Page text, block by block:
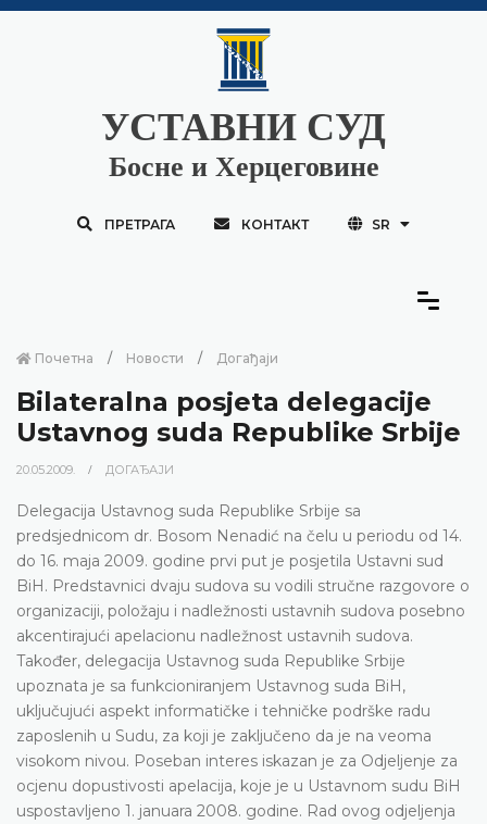
УСТАВНИ СУД
Босне и Херцеговине
ПРЕТРАГА КОНТАКТ SR
Почетна Новости Догађаји
Bilateralna posjeta delegacije
Ustavnog suda Republike Srbije
20.05.2009. ДОГАЂАЈИ
Delegacija Ustavnog suda Republike Srbije sa
predsjednicom dr. Bosom Nenadić na čelu u periodu od 14.
do 16. maja 2009. godine prvi put je posjetila Ustavni sud
BiH. Predstavnici dvaju sudova su vodili stručne razgovore o
organizaciji, položaju i nadležnosti ustavnih sudova posebno
akcentirajući apelacionu nadležnost ustavnih sudova.
Također, delegacija Ustavnog suda Republike Srbije
upoznata je sa funkcioniranjem Ustavnog suda BiH,
uključujući aspekt informatičke i tehničke podrške radu
zaposlenih u Sudu, za koji je zaključeno da je na veoma
visokom nivou. Poseban interes iskazan je za Odjeljenje za
ocjenu dopustivosti apelacija, koje je u Ustavnom sudu BiH
uspostavljeno 1. januara 2008. godine. Rad ovog odjeljenja